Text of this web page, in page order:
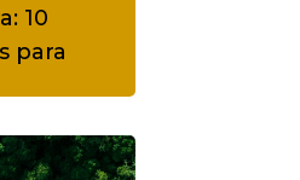
10
para
e mix